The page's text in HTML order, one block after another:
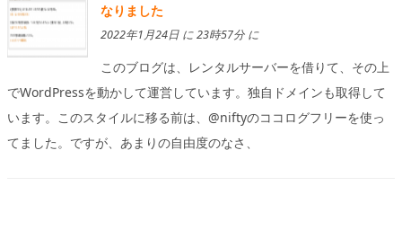
なりました
2022年1月24日 に 23時57分 に
このブログは、レンタルサーバーを借りて、その上
でWordPressを動かして運営しています。独自ドメインも取得して
います。このスタイルに移る前は、@niftyのココログフリーを使っ
てました。ですが、あまりの自由度のなさ、